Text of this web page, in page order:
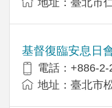
基督復臨安息日
電話：+886-
地址：臺北市